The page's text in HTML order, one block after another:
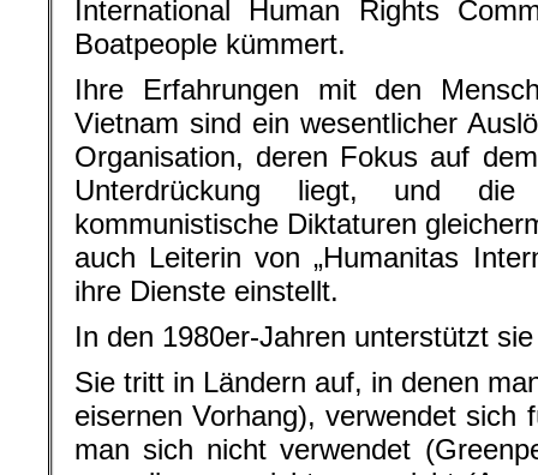
International Human Rights
Boatpeople kümmert.
Ihre Erfahrungen mit den
Vietnam sind ein wesentlicher
Organisation, deren Fokus auf
Unterdrückung liegt, und
kommunistische Diktaturen
auch Leiterin von „Humanitas
ihre Dienste einstellt.
In den 1980er-Jahren unterstützt
Sie tritt in Ländern auf, in denen
eisernen Vorhang), verwendet sich
man sich nicht verwendet